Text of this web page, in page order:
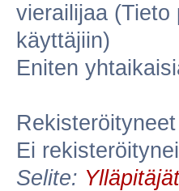
vierailijaa (Tieto
käyttäjiin)
Eniten
Ei
Selite: Ylläpitäjät